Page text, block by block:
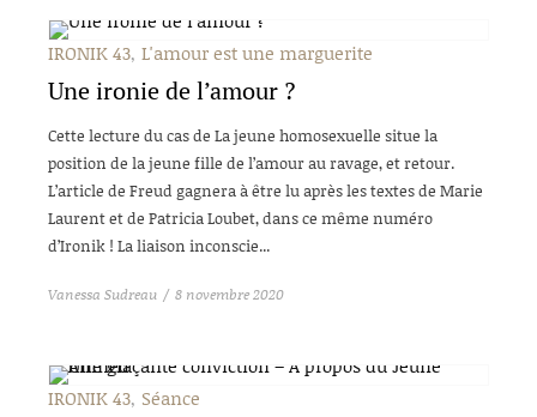
IRONIK 43 L'amour est une marguerite
Une ironie de l’amour ?
Cette lecture du cas de La jeune homosexuelle situe la
position de la jeune fille de l’amour au ravage, et retour.
L’article de Freud gagnera à être lu après les textes de Marie
Laurent et de Patricia Loubet, dans ce même numéro
d’Ironik ! La liaison inconscie...
Vanessa Sudreau 8 novembre 2020
IRONIK 43 Séance